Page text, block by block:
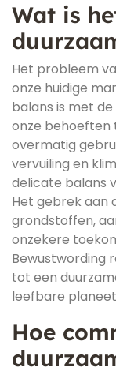
Wat is
Het probleem
onze huidige
balans is met
onze behoeften
overmatig
vervuiling en
delicate balans
Het gebrek aan
grondstoffen,
onzekere
Bewustwording
tot een
leefbare
Hoe